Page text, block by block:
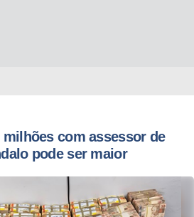
milhões com assessor de
pode ser maior